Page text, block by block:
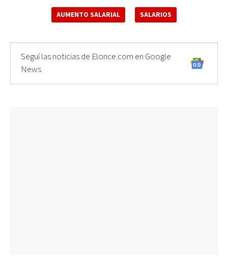
AUMENTO SALARIAL SALARIOS
Seguí las noticias de Elonce.com en Google
News